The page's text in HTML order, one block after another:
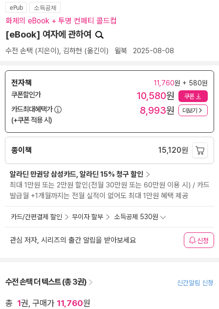
ePub 소득공제
화제의 eBook + 투명 컨페티 콜드컵
[eBook] 여자에 관하여
수전 손택 (지은이), 김하현 (옮긴이) 윌북 2025-08-08
전자책 11,760원 + 580원
쿠폰할인가 10,580원 쿠폰
카드최대혜택가
(+쿠폰 적용 시)
8,993원 더보기
종이책 15,120원
알라딘 만권당 삼성카드, 알라딘 15% 청구 할인
최대 1만원 또는 2만원 할인(전월 30만원 또는 60만원 이용 시) / 카드
발급월 +1개월까지는 전월 실적이 없어도 최대 1만원 혜택 제공
카드/간편결제 할인 무이자 할부 소득공제 530원
관심 저자, 시리즈의 출간 알림을 받아보세요 신청
수전 손택 더 텍스트 (총 3권) 신간알림 신청
총 1권, 구매가 11,760원